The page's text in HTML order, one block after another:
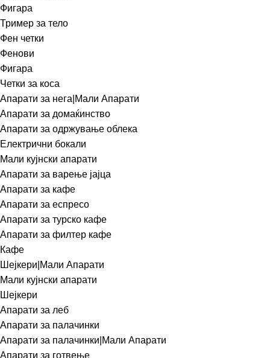
Фигара
Тример за тело
Фен четки
Фенови
Фигара
Четки за коса
Апарати за нега|Мали Апарати
Апарати за домаќинство
Апарати за одржување облека
Електрични бокали
Мали кујнски апарати
Апарати за варење јајца
Апарати за кафе
Апарати за еспресо
Апарати за турско кафе
Апарати за филтер кафе
Кафе
Шејкери|Мали Апарати
Мали кујнски апарати
Шејкери
Апарати за леб
Апарати за палачинки
Апарати за палачинки|Мали Апарати
Апарати за готвење